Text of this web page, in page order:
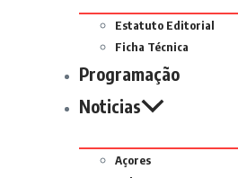
Estatuto Editorial
Ficha Técnica
Programação
Noticias
Açores